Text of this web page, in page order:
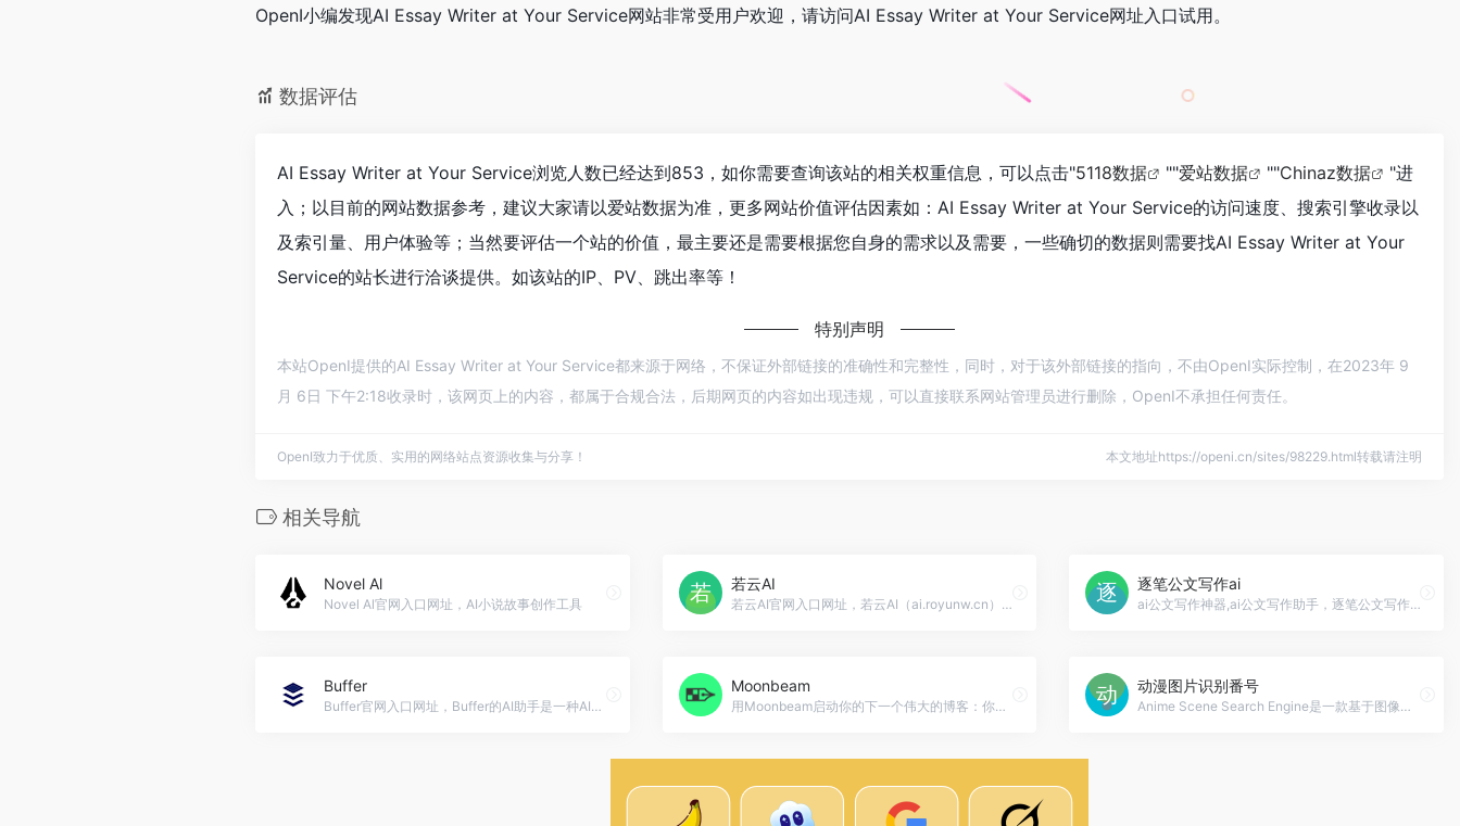
OpenI小编发现AI Essay Writer at Your Service网站非常受用户欢迎，请访问AI Essay Writer at Your Service网址入口试用。
数据评估
AI Essay Writer at Your Service浏览人数已经达到853，如你需要查询该站的相关权重信息，可以点击"5118数据 ""爱站数据 ""Chinaz数据
"进
入；以目前的网站数据参考，建议大家请以爱站数据为准，更多网站价值评估因素如：AI Essay Writer at Your Service的访问速度、搜索引擎收录以
及索引量、用户体验等；当然要评估一个站的价值，最主要还是需要根据您自身的需求以及需要，一些确切的数据则需要找AI Essay Writer at Your
Service的站长进行洽谈提供。如该站的IP、PV、跳出率等！
特别声明
本站OpenI提供的AI Essay Writer at Your Service都来源于网络，不保证外部链接的准确性和完整性，同时，对于该外部链接的指向，不由OpenI实际控制，在2023年 9
月 6日 下午2:18收录时，该网页上的内容，都属于合规合法，后期网页的内容如出现违规，可以直接联系网站管理员进行删除，OpenI不承担任何责任。
OpenI致力于优质、实用的网络站点资源收集与分享！ 本文地址https://openi.cn/sites/98229.html转载请注明
相关导航
Novel Al
Novel Al官网入口网址，AI小说故事创作工具
若云AI
若云AI官网入口网址，若云AI（ai.royunw.cn）是一个集聚了多元化AI应用于一身的AI助手，可以带来智能聊天AI绘画、协助创作、文章编写、语言翻译、写代码、艺术二维码生成等
逐笔公文写作ai
ai公文写作神器,ai公文写作助手，逐笔公文写作ai官网入口网址
Buffer
Buffer官网入口网址，Buffer的AI助手是一种AI驱动的工具，可帮助用户为社交媒体帖子生成想法，重新利用现有的社交帖子，并将长内容汇总为短帖子。
Moonbeam
用Moonbeam启动你的下一个伟大的博客：你的长篇写作AI助手。
动漫图片识别番号
Anime Scene Search Engine是一款基于图像搜索的动漫场景搜索引擎，用户可以通过上传或拖放截图来查找动漫的具体场景和集数。，动漫图片识别番号官网入口网址